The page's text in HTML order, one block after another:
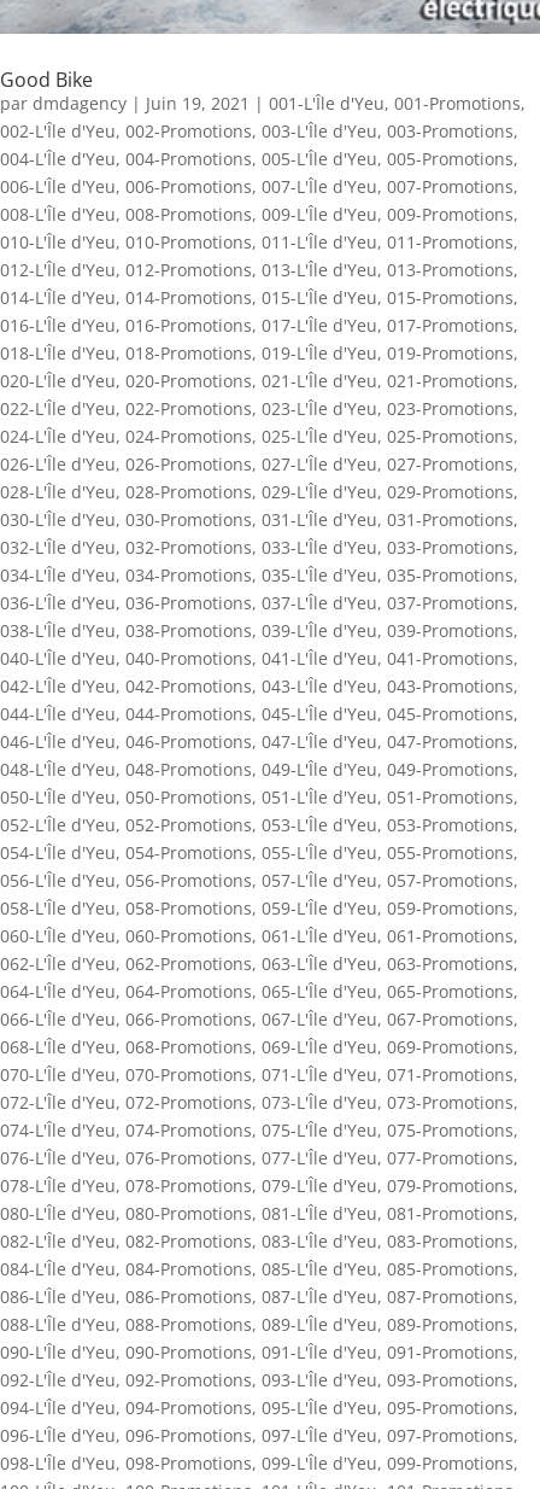
Good Bike
par dmdagency | Juin 19, 2021 | 001-L'Île d'Yeu, 001-Promotions,
002-L'Île d'Yeu, 002-Promotions, 003-L'Île d'Yeu, 003-Promotions,
004-L'Île d'Yeu, 004-Promotions, 005-L'Île d'Yeu, 005-Promotions,
006-L'Île d'Yeu, 006-Promotions, 007-L'Île d'Yeu, 007-Promotions,
008-L'Île d'Yeu, 008-Promotions, 009-L'Île d'Yeu, 009-Promotions,
010-L'Île d'Yeu, 010-Promotions, 011-L'Île d'Yeu, 011-Promotions,
012-L'Île d'Yeu, 012-Promotions, 013-L'Île d'Yeu, 013-Promotions,
014-L'Île d'Yeu, 014-Promotions, 015-L'Île d'Yeu, 015-Promotions,
016-L'Île d'Yeu, 016-Promotions, 017-L'Île d'Yeu, 017-Promotions,
018-L'Île d'Yeu, 018-Promotions, 019-L'Île d'Yeu, 019-Promotions,
020-L'Île d'Yeu, 020-Promotions, 021-L'Île d'Yeu, 021-Promotions,
022-L'Île d'Yeu, 022-Promotions, 023-L'Île d'Yeu, 023-Promotions,
024-L'Île d'Yeu, 024-Promotions, 025-L'Île d'Yeu, 025-Promotions,
026-L'Île d'Yeu, 026-Promotions, 027-L'Île d'Yeu, 027-Promotions,
028-L'Île d'Yeu, 028-Promotions, 029-L'Île d'Yeu, 029-Promotions,
030-L'Île d'Yeu, 030-Promotions, 031-L'Île d'Yeu, 031-Promotions,
032-L'Île d'Yeu, 032-Promotions, 033-L'Île d'Yeu, 033-Promotions,
034-L'Île d'Yeu, 034-Promotions, 035-L'Île d'Yeu, 035-Promotions,
036-L'Île d'Yeu, 036-Promotions, 037-L'Île d'Yeu, 037-Promotions,
038-L'Île d'Yeu, 038-Promotions, 039-L'Île d'Yeu, 039-Promotions,
040-L'Île d'Yeu, 040-Promotions, 041-L'Île d'Yeu, 041-Promotions,
042-L'Île d'Yeu, 042-Promotions, 043-L'Île d'Yeu, 043-Promotions,
044-L'Île d'Yeu, 044-Promotions, 045-L'Île d'Yeu, 045-Promotions,
046-L'Île d'Yeu, 046-Promotions, 047-L'Île d'Yeu, 047-Promotions,
048-L'Île d'Yeu, 048-Promotions, 049-L'Île d'Yeu, 049-Promotions,
050-L'Île d'Yeu, 050-Promotions, 051-L'Île d'Yeu, 051-Promotions,
052-L'Île d'Yeu, 052-Promotions, 053-L'Île d'Yeu, 053-Promotions,
054-L'Île d'Yeu, 054-Promotions, 055-L'Île d'Yeu, 055-Promotions,
056-L'Île d'Yeu, 056-Promotions, 057-L'Île d'Yeu, 057-Promotions,
058-L'Île d'Yeu, 058-Promotions, 059-L'Île d'Yeu, 059-Promotions,
060-L'Île d'Yeu, 060-Promotions, 061-L'Île d'Yeu, 061-Promotions,
062-L'Île d'Yeu, 062-Promotions, 063-L'Île d'Yeu, 063-Promotions,
064-L'Île d'Yeu, 064-Promotions, 065-L'Île d'Yeu, 065-Promotions,
066-L'Île d'Yeu, 066-Promotions, 067-L'Île d'Yeu, 067-Promotions,
068-L'Île d'Yeu, 068-Promotions, 069-L'Île d'Yeu, 069-Promotions,
070-L'Île d'Yeu, 070-Promotions, 071-L'Île d'Yeu, 071-Promotions,
072-L'Île d'Yeu, 072-Promotions, 073-L'Île d'Yeu, 073-Promotions,
074-L'Île d'Yeu, 074-Promotions, 075-L'Île d'Yeu, 075-Promotions,
076-L'Île d'Yeu, 076-Promotions, 077-L'Île d'Yeu, 077-Promotions,
078-L'Île d'Yeu, 078-Promotions, 079-L'Île d'Yeu, 079-Promotions,
080-L'Île d'Yeu, 080-Promotions, 081-L'Île d'Yeu, 081-Promotions,
082-L'Île d'Yeu, 082-Promotions, 083-L'Île d'Yeu, 083-Promotions,
084-L'Île d'Yeu, 084-Promotions, 085-L'Île d'Yeu, 085-Promotions,
086-L'Île d'Yeu, 086-Promotions, 087-L'Île d'Yeu, 087-Promotions,
088-L'Île d'Yeu, 088-Promotions, 089-L'Île d'Yeu, 089-Promotions,
090-L'Île d'Yeu, 090-Promotions, 091-L'Île d'Yeu, 091-Promotions,
092-L'Île d'Yeu, 092-Promotions, 093-L'Île d'Yeu, 093-Promotions,
094-L'Île d'Yeu, 094-Promotions, 095-L'Île d'Yeu, 095-Promotions,
096-L'Île d'Yeu, 096-Promotions, 097-L'Île d'Yeu, 097-Promotions,
098-L'Île d'Yeu, 098-Promotions, 099-L'Île d'Yeu, 099-Promotions,